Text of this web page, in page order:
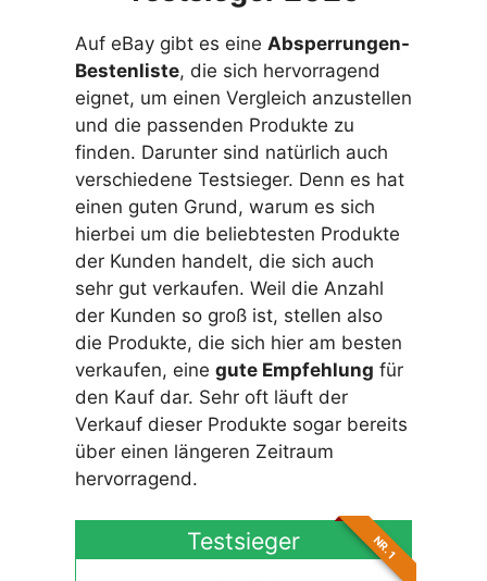
Auf eBay gibt es eine Absperrungen-
Bestenliste, die sich hervorragend
eignet, um einen Vergleich anzustellen
und die passenden Produkte zu
finden. Darunter sind natürlich auch
verschiedene Testsieger. Denn es hat
einen guten Grund, warum es sich
hierbei um die beliebtesten Produkte
der Kunden handelt, die sich auch
sehr gut verkaufen. Weil die Anzahl
der Kunden so groß ist, stellen also
die Produkte, die sich hier am besten
verkaufen, eine gute Empfehlung für
den Kauf dar. Sehr oft läuft der
Verkauf dieser Produkte sogar bereits
über einen längeren Zeitraum
hervorragend.
Testsieger NR. 1